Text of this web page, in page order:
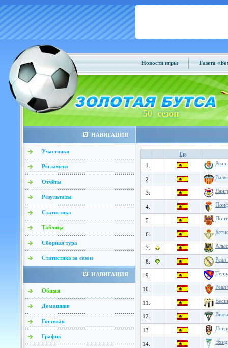
Новости игры Газета
50 сезон
НАВИГАЦИЯ
Участники
Регламент
Отчёты
Результаты
Статистика
Таблица
Сборная тура
Статистика за сезон
НАВИГАЦИЯ
Общая
Домашняя
Гостевая
График
Гр
1.
Реал
2.
3.
4.
5.
6.
7.
8. Реал
9.
10. Реал
11.
12.
13.
14.